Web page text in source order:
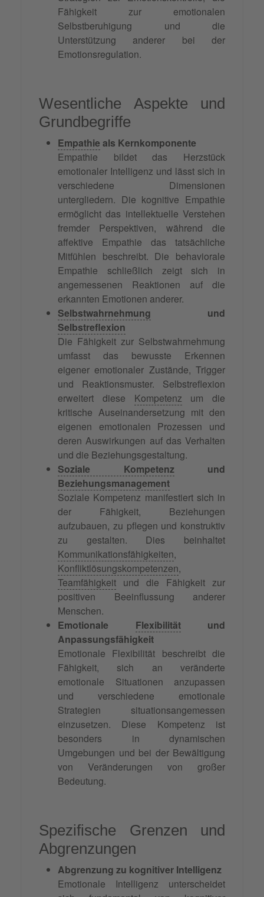
Fähigkeit zur emotionalen
Selbstberuhigung und die
Unterstützung anderer bei der
Emotionsregulation.
Wesentliche Aspekte und
Grundbegriffe
Empathie als Kernkomponente
Empathie bildet das Herzstück
emotionaler Intelligenz und lässt sich in
verschiedene Dimensionen
untergliedern. Die kognitive Empathie
ermöglicht das intellektuelle Verstehen
fremder Perspektiven, während die
affektive Empathie das tatsächliche
Mitfühlen beschreibt. Die behaviorale
Empathie schließlich zeigt sich in
angemessenen Reaktionen auf die
erkannten Emotionen anderer.
Selbstwahrnehmung und
Selbstreflexion
Die Fähigkeit zur Selbstwahrnehmung
umfasst das bewusste Erkennen
eigener emotionaler Zustände, Trigger
und Reaktionsmuster. Selbstreflexion
erweitert diese Kompetenz um die
kritische Auseinandersetzung mit den
eigenen emotionalen Prozessen und
deren Auswirkungen auf das Verhalten
und die Beziehungsgestaltung.
Soziale Kompetenzund
Beziehungsmanagement
Soziale Kompetenz manifestiert sich in
der Fähigkeit, Beziehungen
aufzubauen, zu pflegen und konstruktiv
zu gestalten. Dies beinhaltet
Kommunikationsfähigkeiten,
Konfliktlösungskompetenzen,
Teamfähigkeit und die Fähigkeit zur
positiven Beeinflussung anderer
Menschen.
Emotionale Flexibilitätund
Anpassungsfähigkeit
Emotionale Flexibilität beschreibt die
Fähigkeit, sich an veränderte
emotionale Situationen anzupassen
und verschiedene emotionale
Strategien situationsangemessen
einzusetzen. Diese Kompetenz ist
besonders in dynamischen
Umgebungen und bei der Bewältigung
von Veränderungen von großer
Bedeutung.
Spezifische Grenzen und
Abgrenzungen
Abgrenzung zu kognitiver Intelligenz
Emotionale Intelligenz unterscheidet